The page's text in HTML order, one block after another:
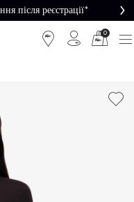
після реєстрації*
0